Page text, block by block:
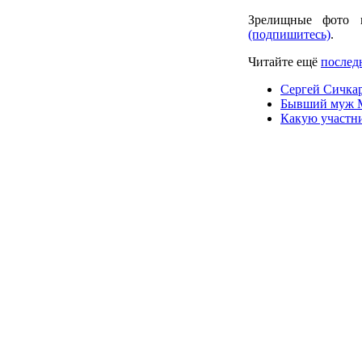
Зрелищные фото
(подпишитесь).
Читайте ещё
Сергей
Бывший муж
Какую